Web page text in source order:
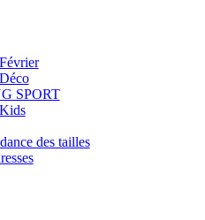
SPORT
des tailles